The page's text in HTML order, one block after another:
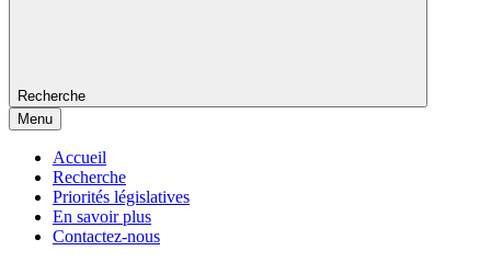
Recherche
Menu
Accueil
Recherche
Priorités législatives
En savoir plus
Contactez-nous